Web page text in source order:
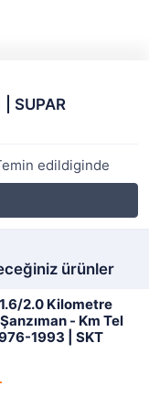
SUPAR
edildiginde
ürünler
2.0 Kilometre
- Km Tel
1993 | SKT